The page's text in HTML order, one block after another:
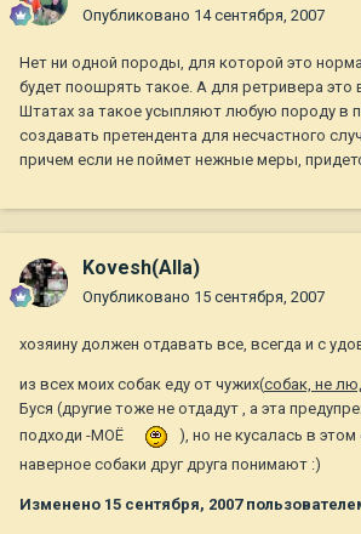
Опубликовано 14 сентября, 2007
Нет ни одной породы, для которой это
будет поошрять такое. А для ретривера
Штатах за такое усыпляют любую породу в
создавать претендента для несчастного
причем если не поймет нежные меры,
Kovesh(Alla)
Опубликовано 15 сентября, 2007
хозяину должен отдавать все, всегда и с
из всех моих собак еду от чужих(собак, не
Буся (другие тоже не отдадут , а эта
подходи -МОЁ
), но не кусалась в этом
наверное собаки друг друга понимают :)
Изменено 15 сентября, 2007